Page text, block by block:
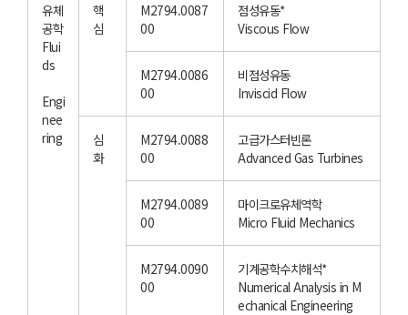
유체
공학
Flui
ds
Engi
nee
ring
핵
심
M2794.0087
00
점성유동*
Viscous Flow
M2794.0086
00
비점성유동
Inviscid Flow
심
화
M2794.0088
00
고급가스터빈론
Advanced Gas Turbines
M2794.0089
00
마이크로유체역학
Micro Fluid Mechanics
M2794.0090
00
기계공학수치해석*
Numerical Analysis in M
echanical Engineering